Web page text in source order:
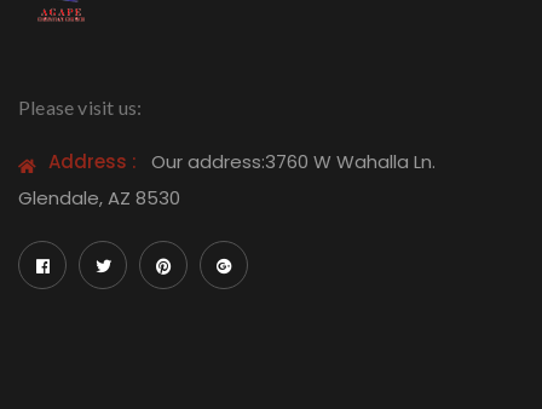
Please visit us:
Address :
Our address:3760 W Wahalla Ln.
Glendale, AZ 8530